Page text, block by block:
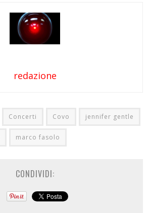
redazione
Concerti Covo jennifer gentle
marco fasolo
CONDIVIDI: